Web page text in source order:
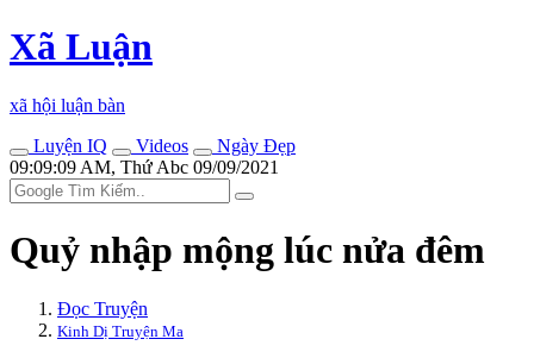
Xã Luận
xã hội luận bàn
Luyện IQ
Videos
Ngày Đẹp
09:09:09 AM, Thứ Abc 09/09/2021
Quỷ nhập mộng lúc nửa đêm
Đọc Truyện
Kinh Dị Truyện Ma